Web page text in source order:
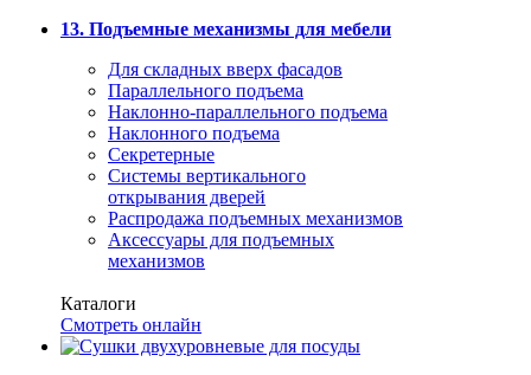
13. Подъемные механизмы для мебели
Для складных вверх фасадов
Параллельного подъема
Наклонно-параллельного подъема
Наклонного подъема
Секретерные
Системы вертикального
открывания дверей
Распродажа подъемных механизмов
Аксессуары для подъемных
механизмов
Каталоги
Смотреть онлайн